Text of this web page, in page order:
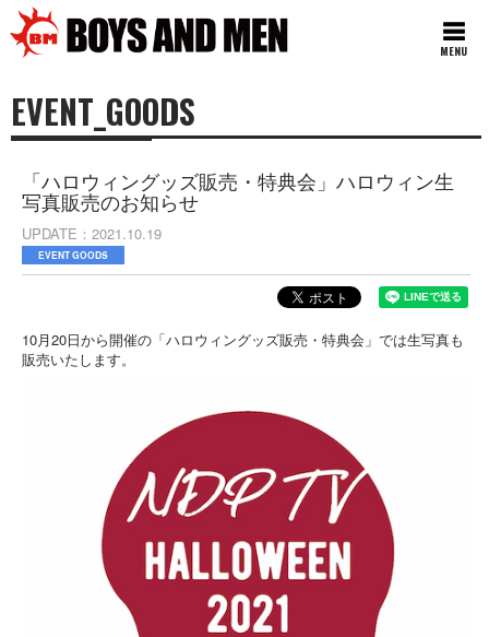
MENU
EVENT_GOODS
「ハロウィングッズ販売・特典会」ハロウィン生
写真販売のお知らせ
UPDATE 2021.10.19
EVENT GOODS
10月20日から開催の「ハロウィングッズ販売・特典会」では生写真も
販売いたします。